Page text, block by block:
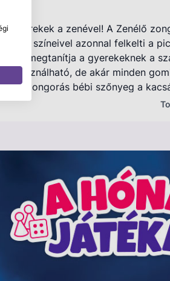
gyerekek a zenével! A Zenélő
színeivel azonnal felkelti a
megtanítja a gyerekeknek a
használható, de akár minden
zongorás bébi szőnyeg a
A játék 3 db AA